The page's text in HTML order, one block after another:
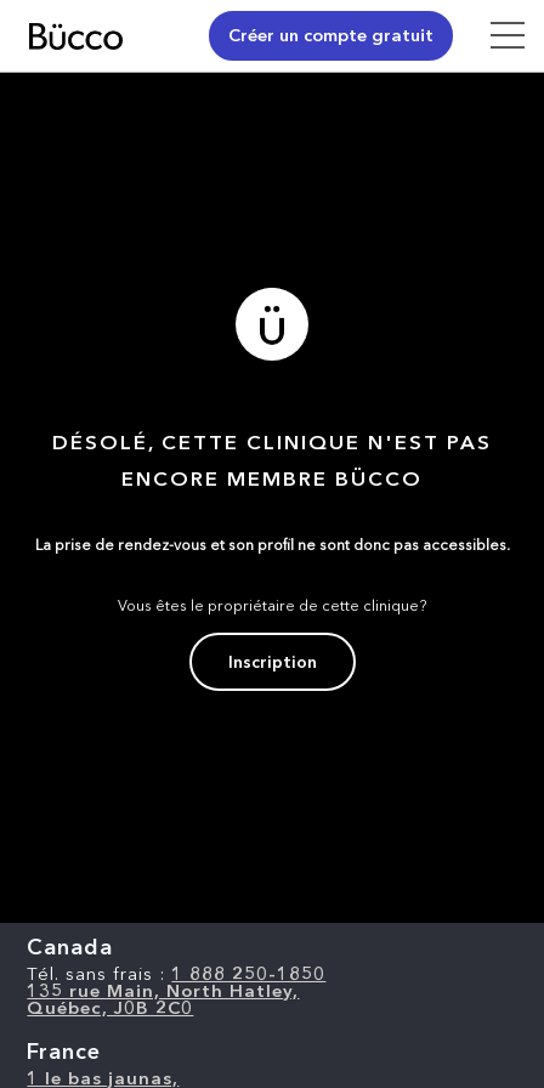
Créer un compte gratuit
DÉSOLÉ, CETTE CLINIQUE N'EST PAS
ENCORE MEMBRE BÜCCO
La prise de rendez-vous et son profil ne sont donc pas accessibles.
Vous êtes le propriétaire de cette clinique?
Inscription
Canada
Tél. sans frais : 1 888 250-1850
135 rue Main, North Hatley,
Québec, J0B 2C0
France
1 le bas jaunas,